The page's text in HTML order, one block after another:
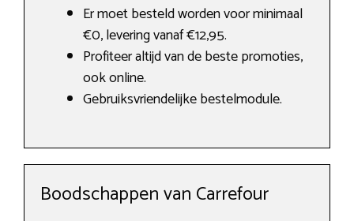
Er moet besteld worden voor minimaal
€0, levering vanaf €12,95.
Profiteer altijd van de beste promoties,
ook online.
Gebruiksvriendelijke bestelmodule.
Boodschappen van Carrefour